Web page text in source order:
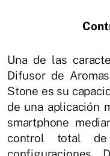
Una de las
Difusor de
Stone es su
de una aplicación
smartphone
control total